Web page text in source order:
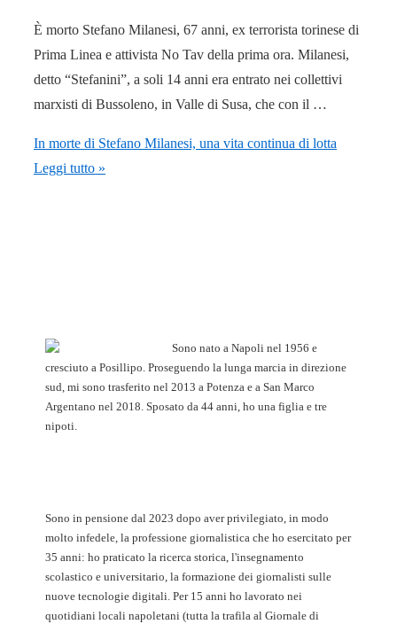
È morto Stefano Milanesi, 67 anni, ex terrorista torinese di
Prima Linea e attivista No Tav della prima ora. Milanesi,
detto “Stefanini”, a soli 14 anni era entrato nei collettivi
marxisti di Bussoleno, in Valle di Susa, che con il …
In morte di Stefano Milanesi, una vita continua di lotta
Leggi tutto »
Sono nato a Napoli nel 1956 e
cresciuto a Posillipo. Proseguendo la lunga marcia in direzione
sud, mi sono trasferito nel 2013 a Potenza e a San Marco
Argentano nel 2018. Sposato da 44 anni, ho una figlia e tre
nipoti.
Sono in pensione dal 2023 dopo aver privilegiato, in modo
molto infedele, la professione giornalistica che ho esercitato per
35 anni: ho praticato la ricerca storica, l'insegnamento
scolastico e universitario, la formazione dei giornalisti sulle
nuove tecnologie digitali. Per 15 anni ho lavorato nei
quotidiani locali napoletani (tutta la trafila al Giornale di